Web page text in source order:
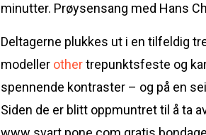
minutter. Prøysensang med Hans
Deltagerne plukkes ut i en tilfeldig
modeller othertrepunktsfeste og
spennende kontraster – og på en
Siden de er blitt oppmuntret til å ta